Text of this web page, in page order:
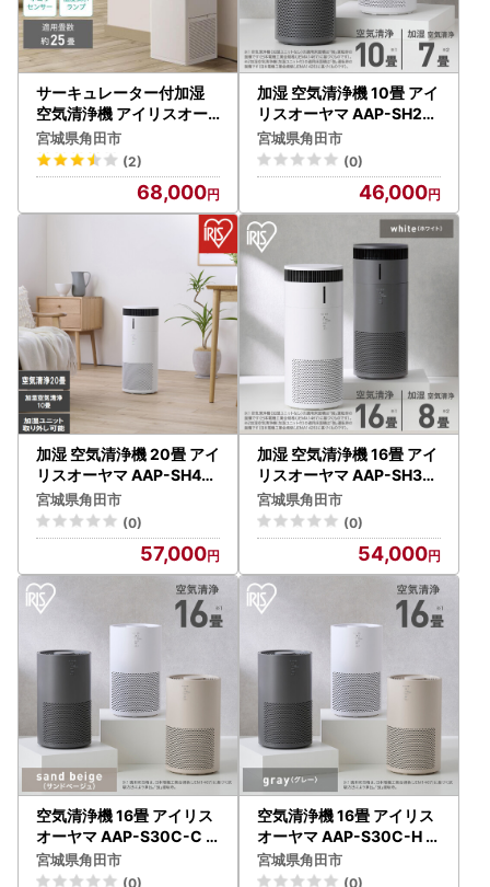
サーキュレーター付加湿
空気清浄機 アイリスオー
ヤマ CHA-A55-C アイボ
リー ｜ 空気清浄機
宮城県角田市
(2)
68,000
加湿 空気清浄機 10畳 アイ
リスオーヤマ AAP-SH20
B-H グレー ｜ 空気清浄機
花粉症
宮城県角田市
(0)
46,000
加湿 空気清浄機 20畳 アイ
リスオーヤマ AAP-SH40
A-W ホワイト ｜ 空気清浄
機
宮城県角田市
(0)
57,000
加湿 空気清浄機 16畳 アイ
リスオーヤマ AAP-SH30
B-W ホワイト ｜ 空気清浄
機
宮城県角田市
(0)
54,000
空気清浄機 16畳 アイリス
オーヤマ AAP-S30C-C
サンドベージュ ｜ 空気清
浄機
宮城県角田市
(0)
空気清浄機 16畳 アイリス
オーヤマ AAP-S30C-H グ
レー ｜ 空気清浄機
宮城県角田市
(0)